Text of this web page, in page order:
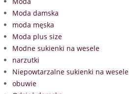
Moda damska
moda męska
Moda plus size
Modne sukienki na wesele
narzutki
Niepowtarzalne sukienki na wesele
obuwie